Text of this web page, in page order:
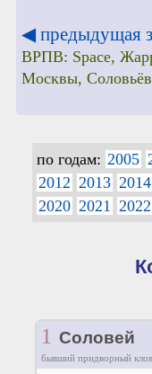
◀ предыдущая
ВРПВ: Space,
Москвы,
по годам: 2005
2012 2013 2014
2020 2021 2022
1 Соловей
бывший придворный